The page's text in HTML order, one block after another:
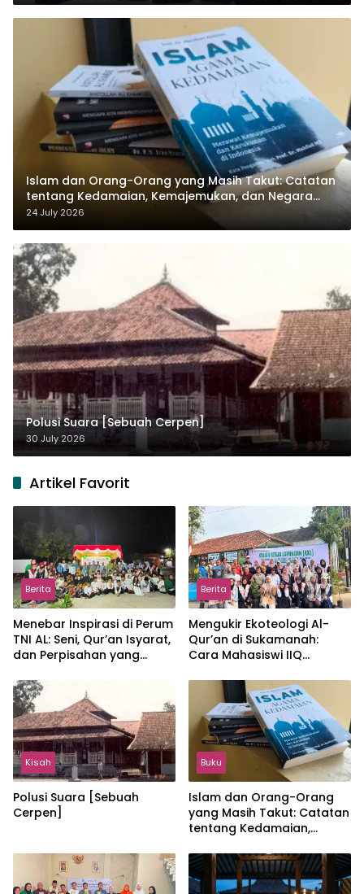
Islam dan Orang-Orang yang Masih Takut: Catatan
tentang Kedamaian, Kemajemukan, dan Negara
dalam Pemikiran Masykuri Abdillah
24 July 2026
Polusi Suara [Sebuah Cerpen]
30 July 2026
Artikel Favorit
Berita
Menebar Inspirasi di Perum
TNI AL: Seni, Qur’an Isyarat,
dan Perpisahan yang
Berita
Mengukir Ekoteologi Al-
Qur’an di Sukamanah:
Cara Mahasiswi IIQ
Jonggol
Kisah
Polusi Suara [Sebuah
Cerpen]
Buku
Islam dan Orang-Orang
yang Masih Takut: Catatan
tentang Kedamaian,
dalam Pemikiran Masykuri
Abdillah